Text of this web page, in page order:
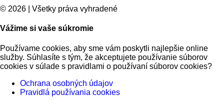
© 2026 | Všetky práva vyhradené
Vážime si vaše súkromie
Používame cookies, aby sme vám poskytli najlepšie online
služby. Súhlasíte s tým, že akceptujete používanie súborov
cookies v súlade s pravidlami o používaní súborov cookies?
Ochrana osobných údajov
Pravidlá používania cookies